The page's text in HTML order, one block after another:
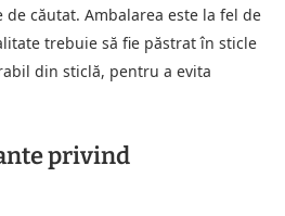
de căutat. Ambalarea este la fel de
trebuie să fie păstrat în sticle
din sticlă, pentru a evita
privind